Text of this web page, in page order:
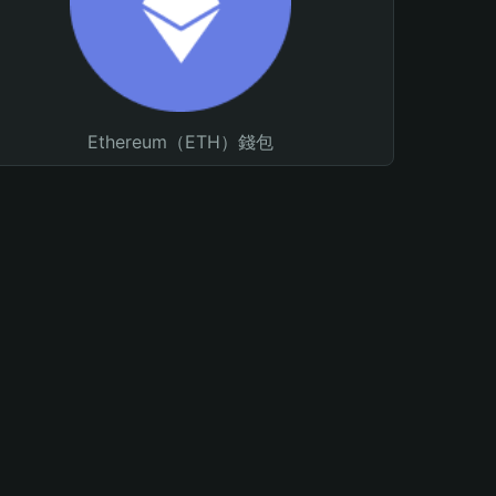
Ethereum（ETH）錢包